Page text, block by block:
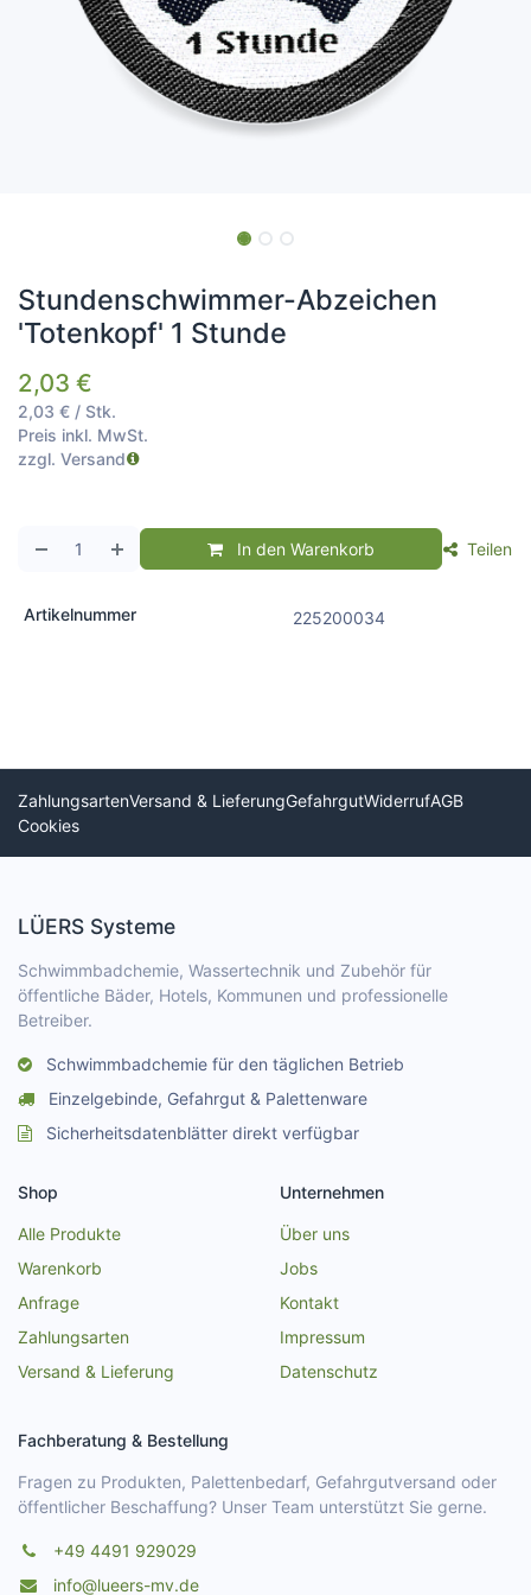
Stundenschwimmer-Abzeichen
'Totenkopf' 1 Stunde
2,03 €
2,03 € / Stk.
Preis inkl. MwSt.
zzgl. Versand
In den Warenkorb Teilen
Artikelnummer 225200034
ZahlungsartenVersand & LieferungGefahrgutWiderrufAGB
Cookies
LÜERS Systeme
Schwimmbadchemie, Wassertechnik und Zubehör für
öffentliche Bäder, Hotels, Kommunen und professionelle
Betreiber.
Schwimmbadchemie für den täglichen Betrieb
Einzelgebinde, Gefahrgut & Palettenware
Sicherheitsdatenblätter direkt verfügbar
Shop
Alle Produkte
Warenkorb
Anfrage
Zahlungsarten
Versand & Lieferung
Unternehmen
Über uns
Jobs
Kontakt
Impressum
Datenschutz
Fachberatung & Bestellung
Fragen zu Produkten, Palettenbedarf, Gefahrgutversand oder
öffentlicher Beschaffung? Unser Team unterstützt Sie gerne.
+49 4491 929029
info@lueers-mv.de